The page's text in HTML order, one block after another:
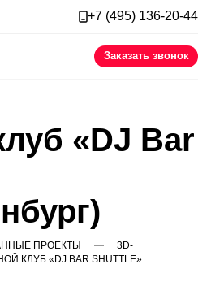
+7 (495) 136-20-44
Заказать звонок
«DJ Bar
ПРОЕКТЫ
3D-
КЛУБ «DJ BAR SHUTTLE»